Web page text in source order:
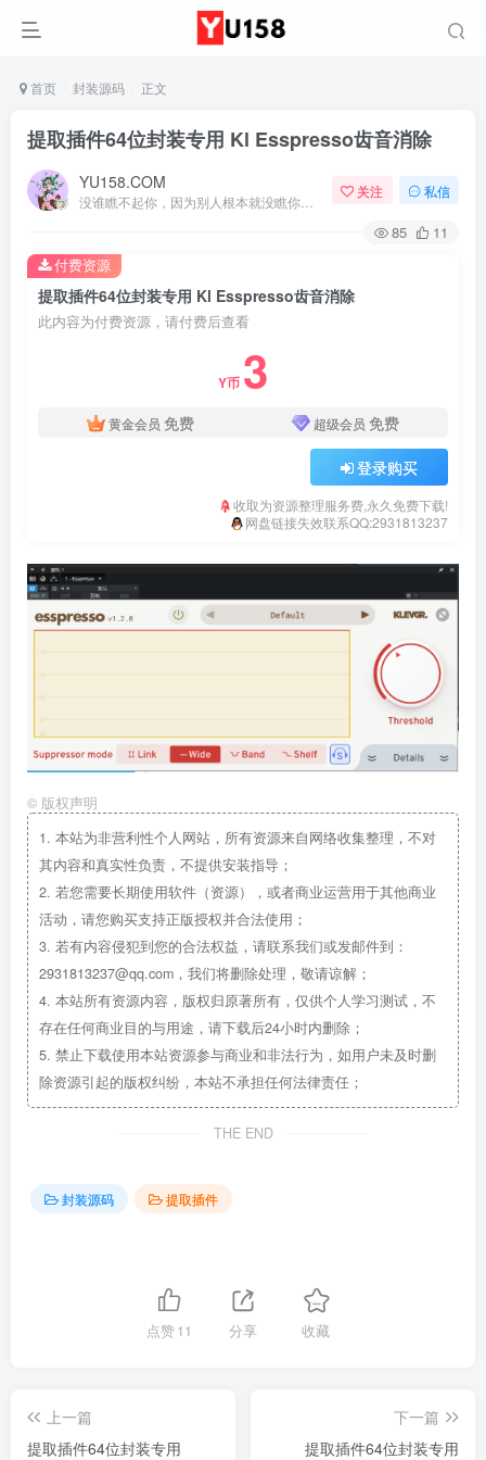
首页 封装源码 正文
提取插件64位封装专用 Kl Esspresso齿音消除
YU158.COM 关注 私信
85 11
提取插件64位封装专用 Kl Esspresso齿音消除
此内容为付费资源，请付费后查看
Y币 3
黄金会员 免费 超级会员 免费
登录购买
收取为资源整理服务费,永久免费下载!
网盘链接失效联系QQ:2931813237
付费资源
© 版权声明
1. 本站为非营利性个人网站，所有资源来自网络收集整理，不对
其内容和真实性负责，不提供安装指导；
2. 若您需要长期使用软件（资源），或者商业运营用于其他商业
活动，请您购买支持正版授权并合法使用；
3. 若有内容侵犯到您的合法权益，请联系我们或发邮件到：
2931813237@qq.com，我们将删除处理，敬请谅解；
4. 本站所有资源内容，版权归原著所有，仅供个人学习测试，不
存在任何商业目的与用途，请下载后24小时内删除；
5. 禁止下载使用本站资源参与商业和非法行为，如用户未及时删
除资源引起的版权纠纷，本站不承担任何法律责任；
THE END
封装源码 提取插件
点赞11 分享 收藏
上一篇
提取插件64位封装专用
下一篇
提取插件64位封装专用